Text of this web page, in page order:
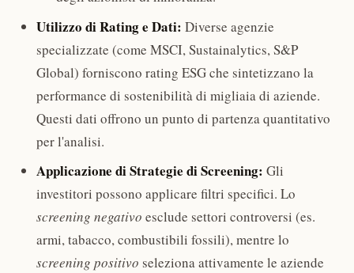
Utilizzo di Rating e Dati: Diverse agenzie
specializzate (come MSCI, Sustainalytics, S&P
Global) forniscono rating ESG che sintetizzano la
performance di sostenibilità di migliaia di aziende.
Questi dati offrono un punto di partenza quantitativo
per l'analisi.
Applicazione di Strategie di Screening: Gli
investitori possono applicare filtri specifici. Lo
screening negativo esclude settori controversi (es.
armi, tabacco, combustibili fossili), mentre lo
screening positivo seleziona attivamente le aziende